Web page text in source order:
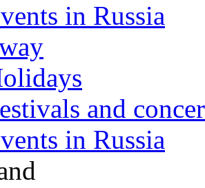
in Russia
and
in Russia